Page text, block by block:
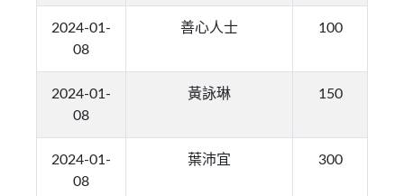
2024-01-
08
善心人士 100
2024-01-
08
黃詠琳 150
2024-01-
08
葉沛宜 300